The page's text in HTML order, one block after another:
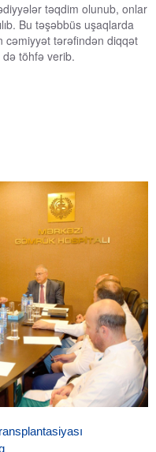
təqdim olunub, onlar
Bu təşəbbüs uşaqlarda
cəmiyyət tərəfindən diqqət
töhfə verib.